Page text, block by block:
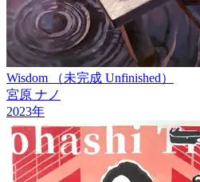
Wisdom （未完成 Unfinished）
宮原 ナノ
2023年